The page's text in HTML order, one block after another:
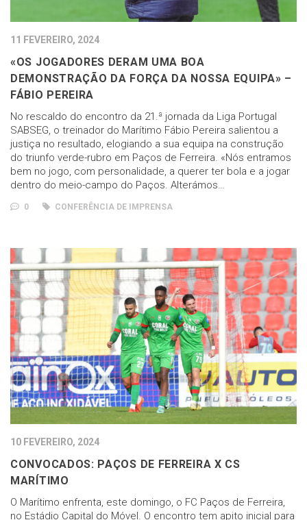
11 FEVEREIRO, 2024
«OS JOGADORES DERAM UMA BOA
DEMONSTRAÇÃO DA FORÇA DA NOSSA EQUIPA» –
FÁBIO PEREIRA
No rescaldo do encontro da 21.ª jornada da Liga Portugal
SABSEG, o treinador do Marítimo Fábio Pereira salientou a
justiça no resultado, elogiando a sua equipa na construção
do triunfo verde-rubro em Paços de Ferreira. «Nós entramos
bem no jogo, com personalidade, a querer ter bola e a jogar
dentro do meio-campo do Paços. Alterámos…
0 CONFERÊNCIA DE IMPRENSA
10 FEVEREIRO, 2024
CONVOCADOS: PAÇOS DE FERREIRA X CS
MARÍTIMO
O Marítimo enfrenta, este domingo, o FC Paços de Ferreira,
no Estádio Capital do Móvel. O encontro tem apito inicial para